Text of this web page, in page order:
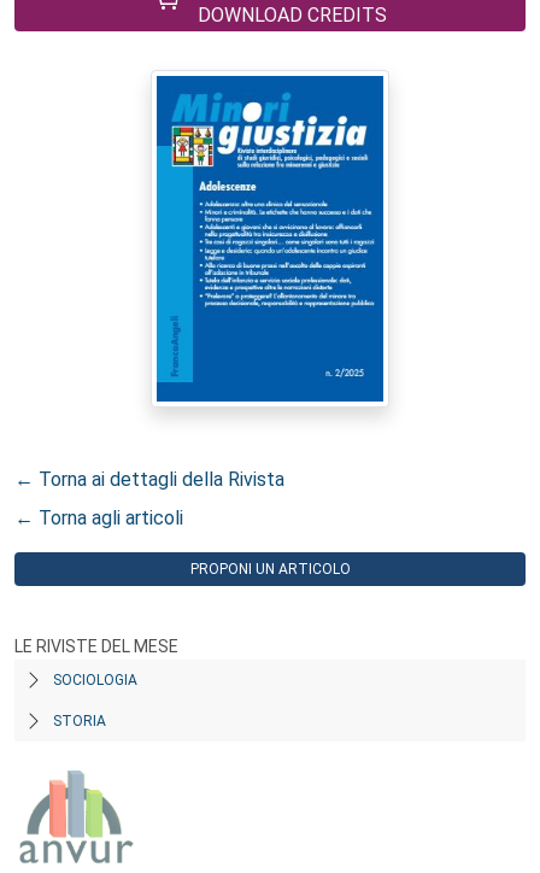
DOWNLOAD CREDITS
← Torna ai dettagli della Rivista
← Torna agli articoli
PROPONI UN ARTICOLO
LE RIVISTE DEL MESE
SOCIOLOGIA
STORIA